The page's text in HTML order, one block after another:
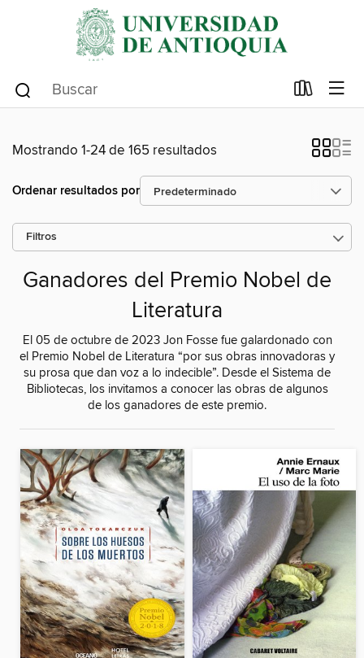
Mostrando 1-24 de 165 resultados
Ordenar resultados por
Filtros
Ganadores del Premio Nobel de
Literatura
El 05 de octubre de 2023 Jon Fosse fue galardonado con
el Premio Nobel de Literatura “por sus obras innovadoras y
su prosa que dan voz a lo indecible”. Desde el Sistema de
Bibliotecas, los invitamos a conocer las obras de algunos
de los ganadores de este premio.